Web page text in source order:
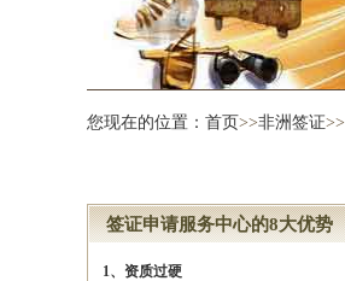
您现在的位置： 首页>>非洲签证>>
签证申请服务中心的8大优势
1、资质过硬